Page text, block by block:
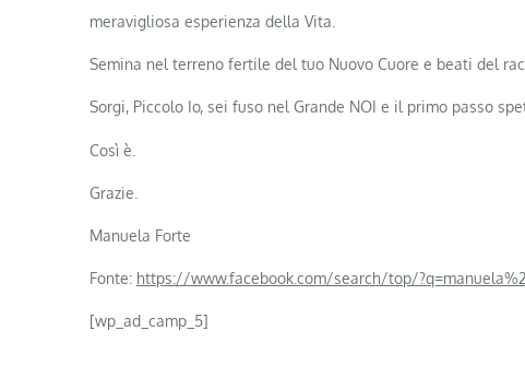
meravigliosa esperienza della Vita.
Semina nel terreno fertile del tuo Nuovo Cuore e beati del
Sorgi, Piccolo Io, sei fuso nel Grande NOI e il primo passo
Così è.
Grazie.
Manuela Forte
Fonte: https://www.facebook.com/search/top/
[wp_ad_camp_5]